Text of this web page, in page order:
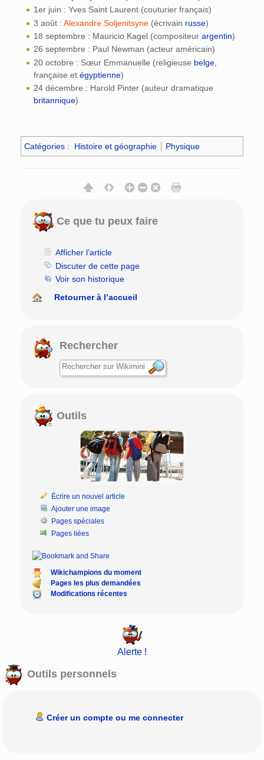
1er juin : Yves Saint Laurent (couturier français)
3 août :Alexandre Soljenitsyne (écrivain russe)
18 septembre : Mauricio Kagel (compositeurargentin)
26 septembre : Paul Newman (acteur américain)
20 octobre : Sœur Emmanuelle (religieuse belge
française etégyptienne)
24 décembre : Harold Pinter (auteur dramatique
britannique)
Catégories : Histoire et géographie Physique
Ce que tu peux faire
Afficher l’article
Discuter de cette page
Voir son historique
Retourner à l’accueil
Rechercher
Outils
Écrire un nouvel article
Ajouter une image
Pages spéciales
Pages liées
Wikichampions du moment
Pages les plus demandées
Modifications récentes
Alerte !
Outils personnels
Créer un compte ou me connecter